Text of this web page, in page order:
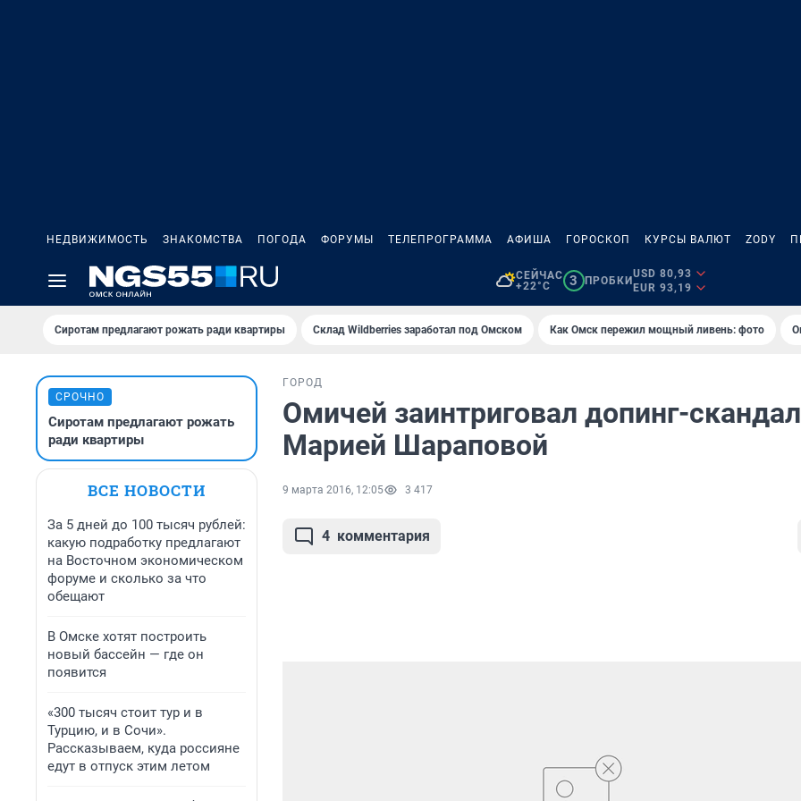
НЕДВИЖИМОСТЬ ЗНАКОМСТВА ПОГОДА ФОРУМЫ ТЕЛЕПРОГРАММА АФИША ГОРОСКОП КУРСЫ ВАЛЮТ ZODY
СЕЙЧАС
+22°C
3 ПРОБКИ
USD 80,93
EUR 93,19
Сиротам предлагают рожать ради квартиры Склад Wildberries заработал под Омском Как Омск пережил мощный ливень: фото
СРОЧНО
Сиротам предлагают рожать
ради квартиры
ВСЕ НОВОСТИ
За 5 дней до 100 тысяч рублей:
какую подработку предлагают
на Восточном экономическом
форуме и сколько за что
обещают
В Омске хотят построить
новый бассейн — где он
появится
«300 тысяч стоит тур и в
Турцию, и в Сочи».
Рассказываем, куда россияне
едут в отпуск этим летом
ГОРОД
Омичей заинтриговал допинг-
Марией Шараповой
9 марта 2016, 12:05 3 417
4 комментария